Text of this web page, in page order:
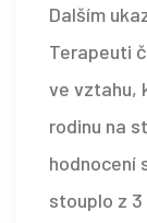
Dalším
Terapeuti
ve vztahu,
rodinu na
hodnocení
stouplo z